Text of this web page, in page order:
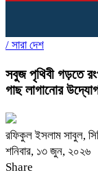
/ সারা দেশ
সবুজ পৃথিবী গড়তে
গাছ লাগানোর
রফিকুল ইসলাম সাবুল,
শনিবার, ১৩ জুন, ২০২৬
Share